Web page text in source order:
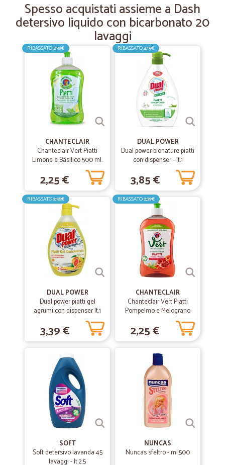
Spesso acquistati assieme a Dash
detersivo liquido con bicarbonato 20
lavaggi
RIBASSATO2,39€
CHANTECLAIR
Chanteclair Vert Piatti
Limone e Basilico 500 ml.
2,25 €
RIBASSATO4,15€
DUAL POWER
Dual power bionature piatti
con dispenser - lt.1
3,85 €
RIBASSATO3,55€
DUAL POWER
Dual power piatti gel
agrumi con dispenser lt.1
3,39 €
RIBASSATO2,39€
CHANTECLAIR
Chanteclair Vert Piatti
Pompelmo e Melograno
2,25 €
SOFT
Soft detersivo lavanda 45
lavaggi - lt.2.5
NUNCAS
Nuncas sfeltro - ml.500